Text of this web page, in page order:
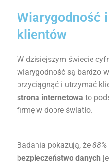
Wiarygodność
klientów
W dzisiejszym świecie
wiarygodność są bardzo
przyciągnąć i utrzymać
strona internetowa to
firmę w dobre światło.
Badania pokazują, że 88%
bezpieczeństwo danych